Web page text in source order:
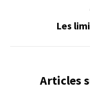
Les
Articles